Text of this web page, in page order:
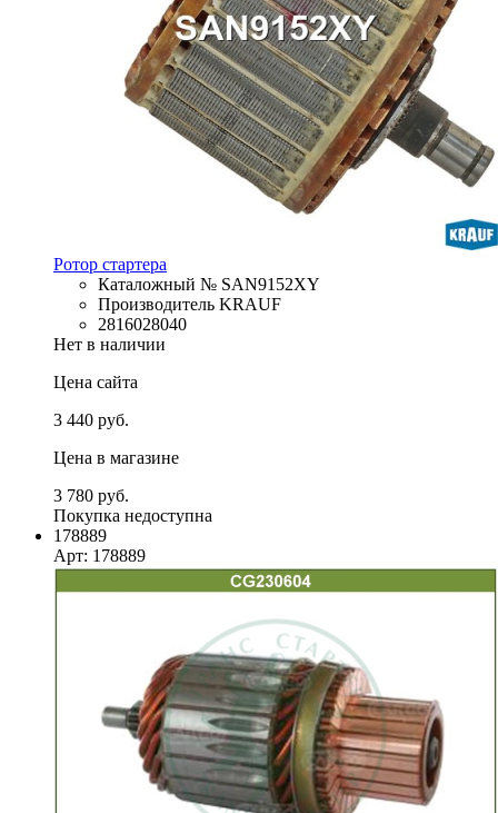
Ротор стартера
Каталожный № SAN9152XY
Производитель KRAUF
2816028040
Нет в наличии
Цена сайта
3 440 руб.
Цена в магазине
3 780 руб.
Покупка недоступна
178889
Арт: 178889